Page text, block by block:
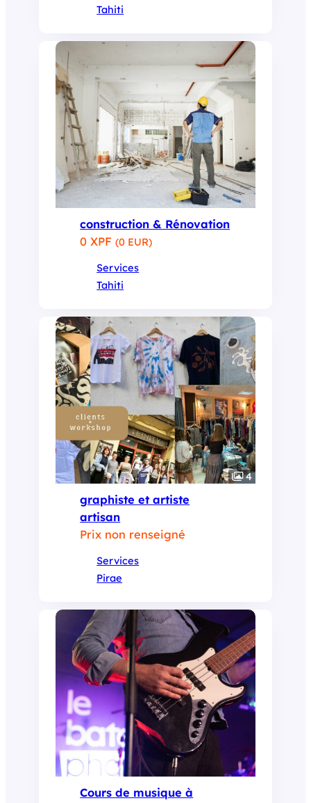
Tahiti
construction & Rénovation
0 XPF(0 EUR)
Services
Tahiti
4
graphiste et artiste
artisan
Prix non renseigné
Services
Pirae
Cours de musique à